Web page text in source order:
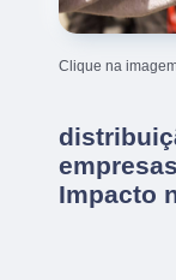
Clique na
Impacto